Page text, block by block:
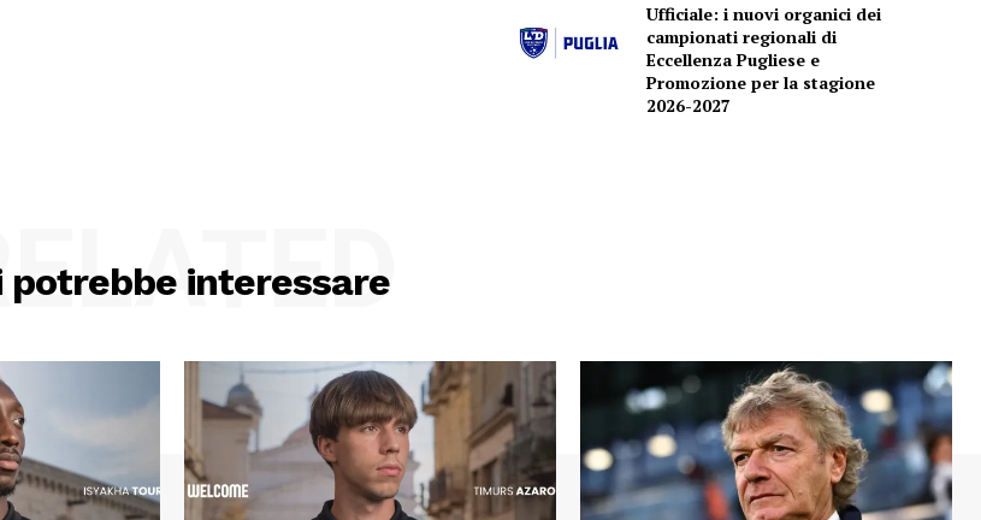
Ufficiale: i nuovi organici dei
campionati regionali di
Eccellenza Pugliese e
Promozione per la stagione
2026-2027
potrebbe interessare